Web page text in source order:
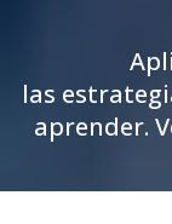
las
aprender.